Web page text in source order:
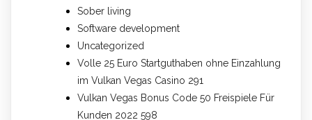
Sober living
Software development
Uncategorized
Volle 25 Euro Startguthaben ohne Einzahlung
im Vulkan Vegas Casino 291
Vulkan Vegas Bonus Code 50 Freispiele Für
Kunden 2022 598